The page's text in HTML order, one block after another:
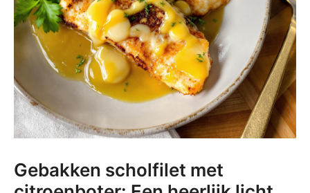
Gebakken scholfilet met